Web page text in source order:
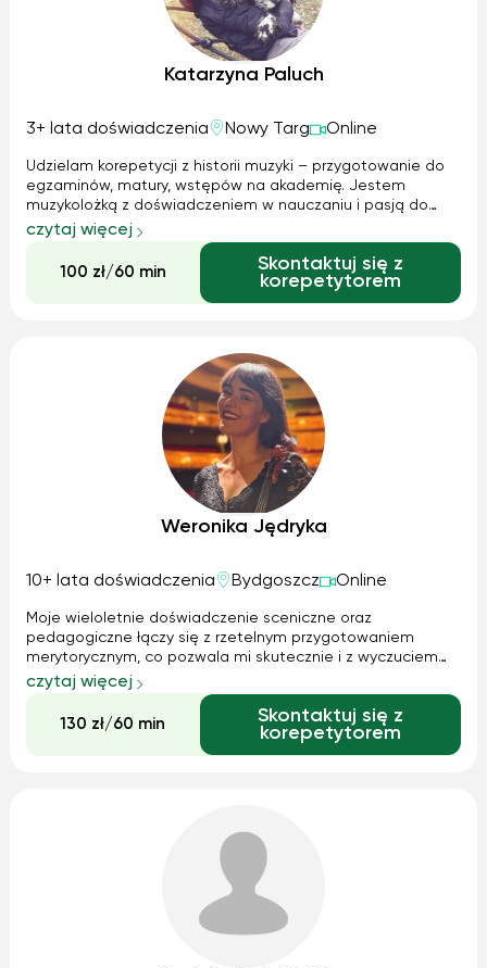
Katarzyna Paluch
3+ lata doświadczenia Nowy Targ Online
Udzielam korepetycji z historii muzyki – przygotowanie do
egzaminów, matury, wstępów na akademię. Jestem
muzykolożką z doświadczeniem w nauczaniu i pasją do
opowiadania o muzyce w sposób zrozumiały i inspirujący.
czytaj więcej
100 zł/60 min
Skontaktuj się z
korepetytorem
Weronika Jędryka
10+ lata doświadczenia Bydgoszcz Online
Moje wieloletnie doświadczenie sceniczne oraz
pedagogiczne łączy się z rzetelnym przygotowaniem
merytorycznym, co pozwala mi skutecznie i z wyczuciem
prowadzić uczniów na różnych etapach ich muzycznej
drogi. Na skrzypcach i altówce gram od najmłodszych lat
jak również od dziecka śpiewam w wielu chór...
czytaj więcej
130 zł/60 min
Skontaktuj się z
korepetytorem